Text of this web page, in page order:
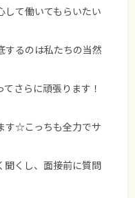
て働いてもらいたい
するのは私たちの当然
さらに頑張ります！
す☆こっちも全力でサ
聞くし、面接前に質問